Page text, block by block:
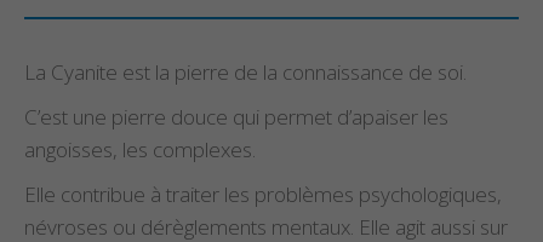
La Cyanite est la pierre de la connaissance de soi.
C’est une pierre douce qui permet d’apaiser les
angoisses, les complexes.
Elle contribue à traiter les problèmes psychologiques,
névroses ou dérèglements mentaux. Elle agit aussi sur